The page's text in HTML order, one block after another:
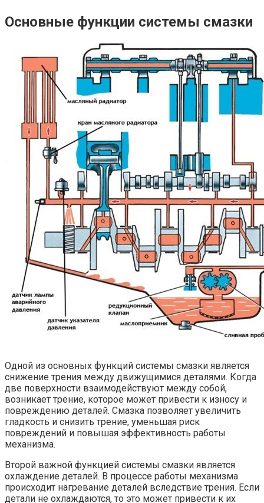
Основные функции системы смазки
Одной из основных функций системы смазки является
снижение трения между движущимися деталями. Когда
две поверхности взаимодействуют между собой,
возникает трение, которое может привести к износу и
повреждению деталей. Смазка позволяет увеличить
гладкость и снизить трение, уменьшая риск
повреждений и повышая эффективность работы
механизма.
Второй важной функцией системы смазки является
охлаждение деталей. В процессе работы механизма
происходит нагревание деталей вследствие трения. Если
детали не охлаждаются, то это может привести к их